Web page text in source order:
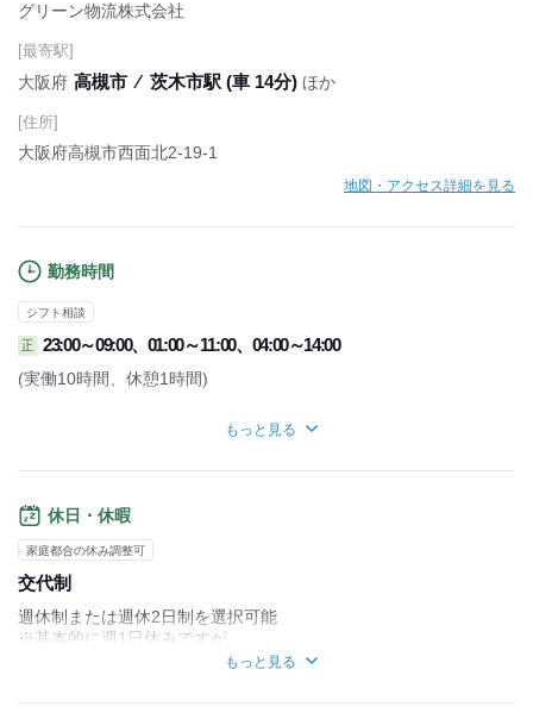
グリーン物流株式会社
[最寄駅]
大阪府 高槻市 ⁄ 茨木市駅 (車 14分) ほか
[住所]
大阪府高槻市西面北2-19-1
地図・アクセス詳細を見る
勤務時間
シフト相談
正 23:00～09:00、01:00～11:00、04:00～14:00
(実働10時間、休憩1時間)
◎勤務地/コースにより勤務時間は異なる
※配送コース決定後は勤務時間固定
◎出勤時間＝トラックが置いてある車庫への出勤時間
もっと見る
休日・休暇
家庭都合の休み調整可
交代制
週休制または週休2日制を選択可能
※基本的に週1日休みですが…
◎ガッチリ稼ぎたい方 → 週1日休み
もっと見る